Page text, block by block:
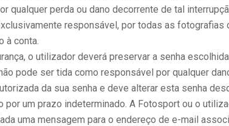
qualquer perda ou dano decorrente de tal
responsável, por todas as
à conta.
o utilizador deverá preservar a senha
pode ser tida como responsável por qualquer
da sua senha e deve alterar esta senha
por um prazo indeterminado. A Fotosport ou o
uma mensagem para o endereço de e-mail